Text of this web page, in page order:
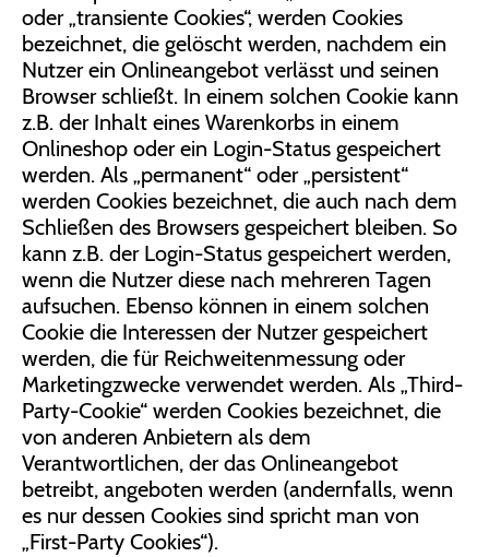
oder „transiente Cookies“, werden Cookies
bezeichnet, die gelöscht werden, nachdem ein
Nutzer ein Onlineangebot verlässt und seinen
Browser schließt. In einem solchen Cookie kann
z.B. der Inhalt eines Warenkorbs in einem
Onlineshop oder ein Login-Status gespeichert
werden. Als „permanent“ oder „persistent“
werden Cookies bezeichnet, die auch nach dem
Schließen des Browsers gespeichert bleiben. So
kann z.B. der Login-Status gespeichert werden,
wenn die Nutzer diese nach mehreren Tagen
aufsuchen. Ebenso können in einem solchen
Cookie die Interessen der Nutzer gespeichert
werden, die für Reichweitenmessung oder
Marketingzwecke verwendet werden. Als „Third-
Party-Cookie“ werden Cookies bezeichnet, die
von anderen Anbietern als dem
Verantwortlichen, der das Onlineangebot
betreibt, angeboten werden (andernfalls, wenn
es nur dessen Cookies sind spricht man von
„First-Party Cookies“).